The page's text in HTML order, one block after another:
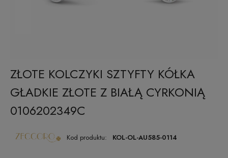
ZŁOTE KOLCZYKI SZTYFTY KÓŁKA
GŁADKIE ZŁOTE Z BIAŁĄ CYRKONIĄ
0106202349C
Kod produktu: KOL-OL-AU585-0114